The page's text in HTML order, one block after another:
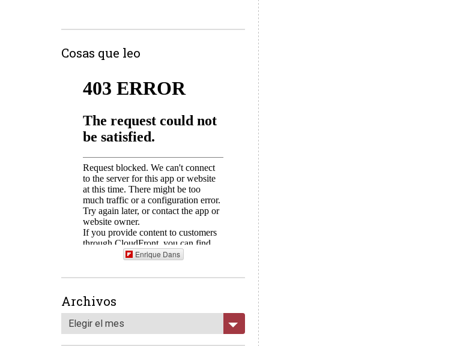
Cosas que leo
Enrique Dans
Archivos
Elegir el mes